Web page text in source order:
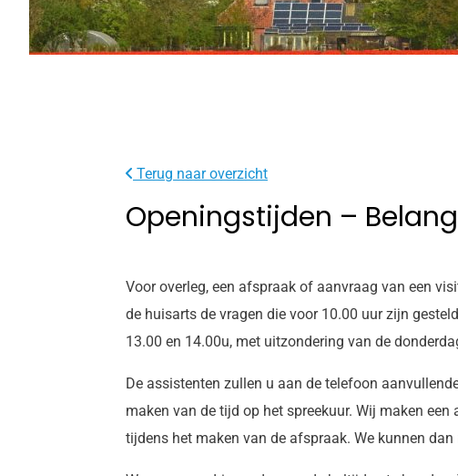
Terug naar overzicht
Openingstijden –
Voor overleg, een afspraak of aanvraag van een
de huisarts de vragen die voor 10.00 uur zijn
13.00 en 14.00u, met uitzondering van de
De assistenten zullen u aan de telefoon
maken van de tijd op het spreekuur. Wij maken
tijdens het maken van de afspraak. We kunnen